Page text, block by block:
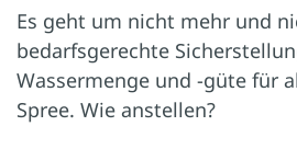
Es geht um nicht mehr und
bedarfsgerechte
Wassermenge und -güte für
Spree. Wie anstellen?